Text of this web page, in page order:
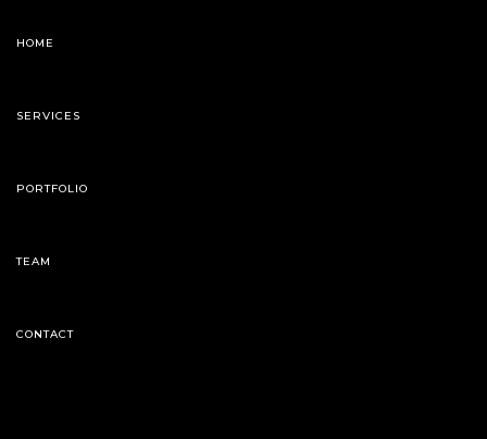
HOME
SERVICES
PORTFOLIO
TEAM
CONTACT